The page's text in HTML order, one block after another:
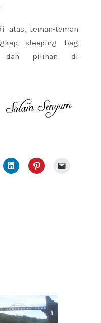
atas, teman-teman
sleeping bag
dan pilihan di